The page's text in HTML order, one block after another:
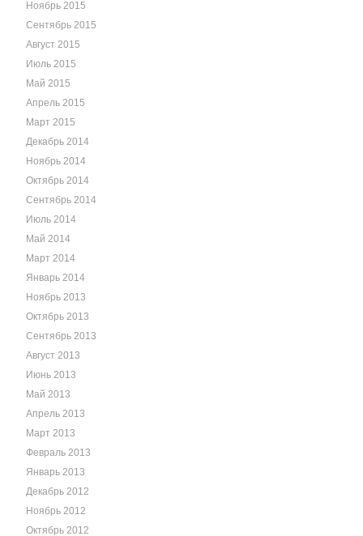
Ноябрь 2015
Сентябрь 2015
Август 2015
Июль 2015
Май 2015
Апрель 2015
Март 2015
Декабрь 2014
Ноябрь 2014
Октябрь 2014
Сентябрь 2014
Июль 2014
Май 2014
Март 2014
Январь 2014
Ноябрь 2013
Октябрь 2013
Сентябрь 2013
Август 2013
Июнь 2013
Май 2013
Апрель 2013
Март 2013
Февраль 2013
Январь 2013
Декабрь 2012
Ноябрь 2012
Октябрь 2012